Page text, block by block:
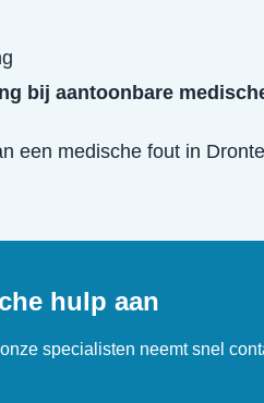
bij aantoonbare
een medische fout in
hulp aan
specialisten neemt snel